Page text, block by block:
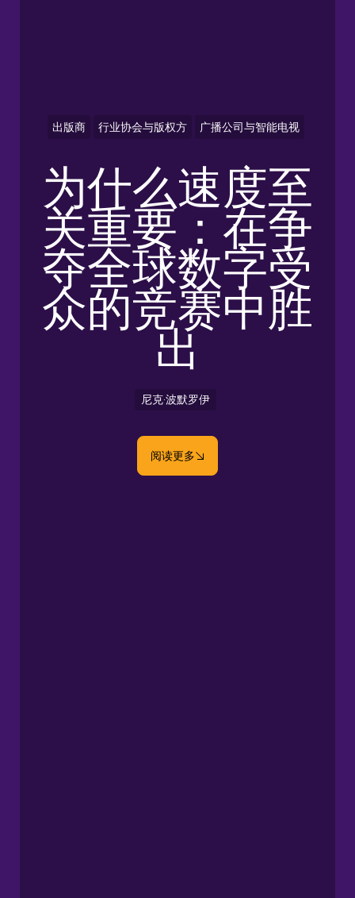
出版商 行业协会与版权方 广播公司与智能电视
为什么速度至
关重要：在争
夺全球数字受
众的竞赛中胜
出
尼克·波默罗伊
阅读更多